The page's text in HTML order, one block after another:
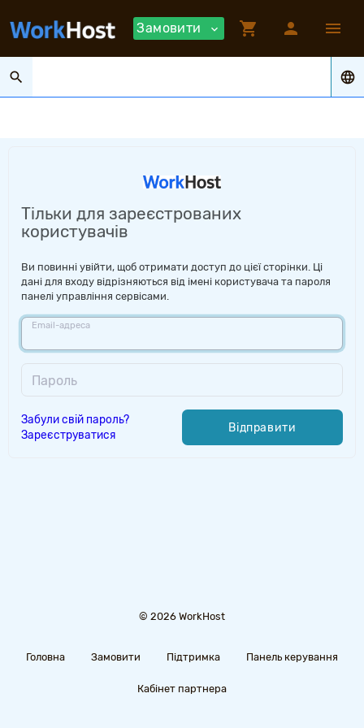
Замовити expand_more shopping_cart person menu
search language
Тільки для зареєстрованих
користувачів
Ви повинні увійти, щоб отримати доступ до цієї сторінки. Ці
дані для входу відрізняються від імені користувача та пароля
панелі управління сервісами.
Email-адреса
Пароль
Забули свій пароль?
Зареєструватися
Відправити
© 2026 WorkHost
Головна Замовити Підтримка Панель керування
Кабінет партнера